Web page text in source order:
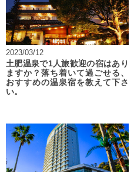
2023/03/12
土肥温泉で1人旅歓迎の宿はあり
ますか？落ち着いて過ごせる、
おすすめの温泉宿を教えて下さ
い。